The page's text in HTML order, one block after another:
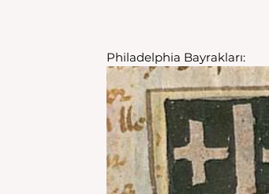
Philadelphia Bayrakları: